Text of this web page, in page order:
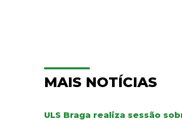
MAIS NOTÍCIAS
ULS Braga realiza sessão